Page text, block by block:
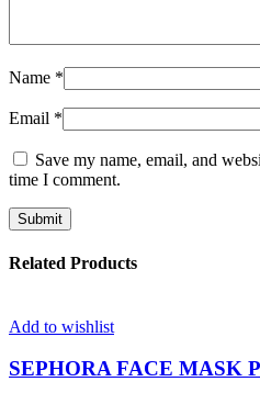
Name *
Email *
Save my name, email, and
time I comment.
Related Products
Add to wishlist
SEPHORA FACE MASK